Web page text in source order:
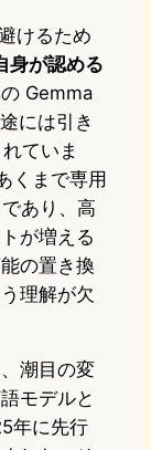
けるため
身が認める
Gemma
には引き
ていま
くまで専用
あり、高
が増える
の置き換
理解が欠
潮目の変
モデルと
年に先行